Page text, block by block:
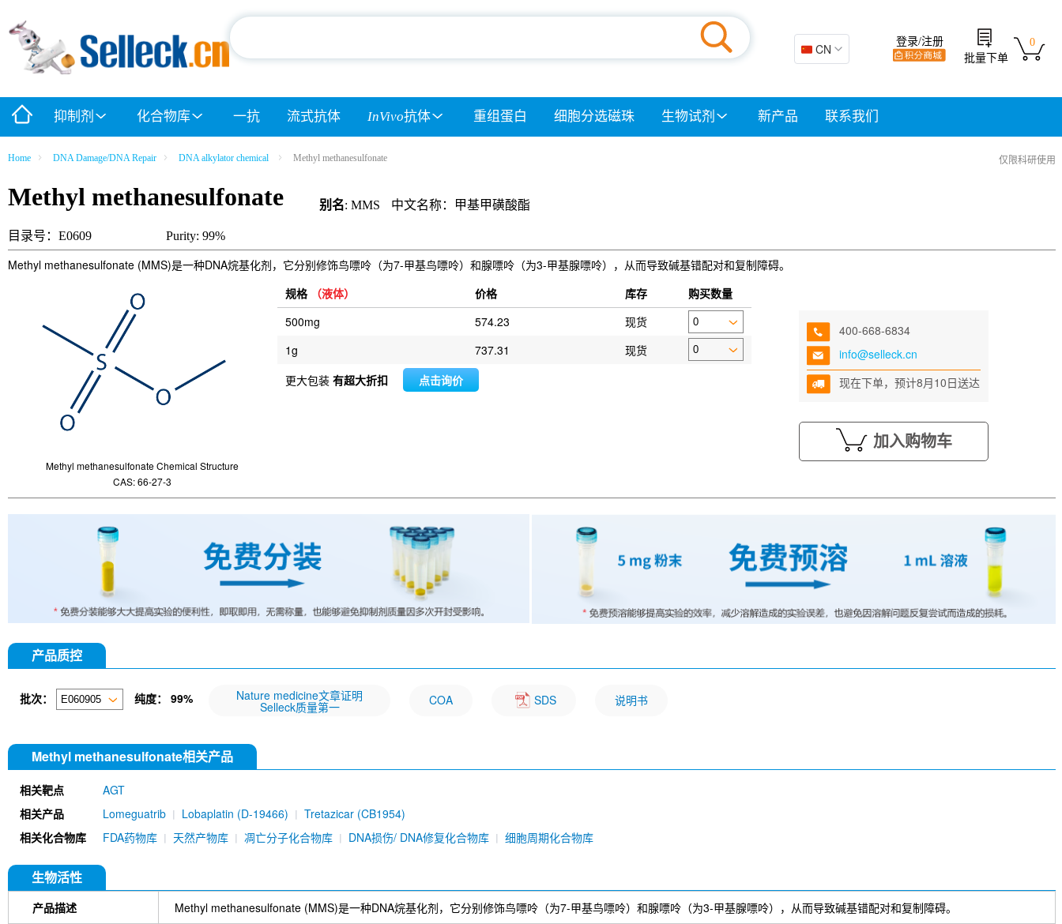
🇨🇳 CN
0
批量下单
登录/注册
抑制剂 化合物库 一抗 流式抗体 InVivo抗体 重组蛋白 细胞分选磁珠 生物试剂 新产品 联系我们
Home DNA Damage/DNA Repair DNA alkylator chemical Methyl methanesulfonate 仅限科研使用
Methyl methanesulfonate 别名: MMS 中文名称：甲基甲磺酸酯
目录号：E0609 Purity: 99%
Methyl methanesulfonate (MMS)是一种DNA烷基化剂，它分别修饰鸟嘌呤（为7-甲基鸟嘌呤）和腺嘌呤（为3-甲基腺嘌呤），从而导致碱基错配对和复制障碍。
Methyl methanesulfonate Chemical Structure
CAS: 66-27-3
规格 （液体） 价格 库存
购买数量
500mg
574.23
现货
1g
737.31
现货
更大包装 有超大折扣 点击询价
400-668-6834
info@selleck.cn
现在下单，预计8月10日送达
加入购物车
产品质控
批次： 纯度： 99% Nature medicine文章证明
Selleck质量第一 COA SDS 说明书
Methyl methanesulfonate相关产品
相关靶点
AGT
相关产品
Lomeguatrib Lobaplatin (D-19466)
Tretazicar (CB1954)
相关化合物库
FDA药物库 天然产物库 凋亡分子化合物库 DNA损伤/ DNA修复化合物库 细胞周期化合物库
生物活性
产品描述 Methyl methanesulfonate (MMS)是一种DNA烷基化剂，它分别修饰鸟嘌呤（为7-甲基鸟嘌呤）和腺嘌呤（为3-甲基腺嘌呤），从而导致碱基错配对和复制障碍。